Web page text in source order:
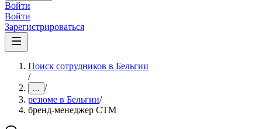
Войти
Войти
Зарегистрироваться
Поиск сотрудников в Бельгии
/
... /
резюме в Бельгии/
бренд-менеджер СТМ